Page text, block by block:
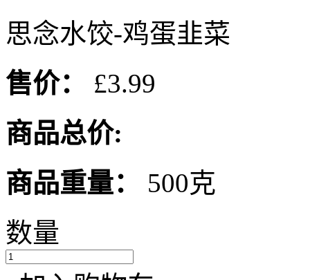
思念水饺-鸡蛋韭菜
售价：
£3.99
商品总价:
商品重量：
500克
数量